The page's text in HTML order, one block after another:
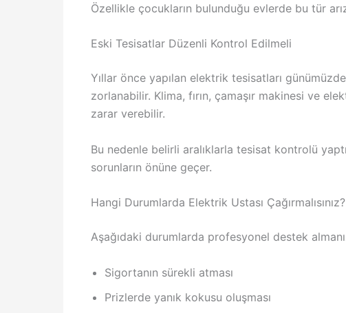
Özellikle çocukların bulunduğu evlerde bu tür
Eski Tesisatlar Düzenli Kontrol Edilmeli
Yıllar önce yapılan elektrik tesisatları
zorlanabilir. Klima, fırın, çamaşır makinesi ve
zarar verebilir.
Bu nedenle belirli aralıklarla tesisat kontrolü
sorunların önüne geçer.
Hangi Durumlarda Elektrik Ustası Çağırmalısınız?
Aşağıdaki durumlarda profesyonel destek
Sigortanın sürekli atması
Prizlerde yanık kokusu oluşması